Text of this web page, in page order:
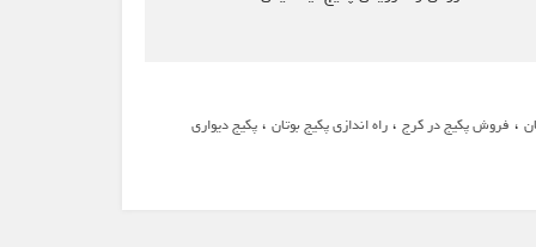
، فروش پکیج در کرج ،راه اندازی پکیج بوتان ،پکیج دیواری